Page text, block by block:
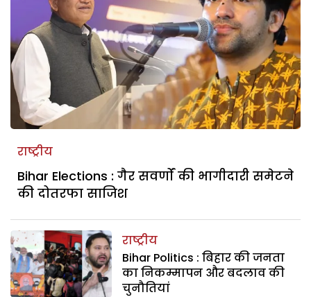
राष्ट्रीय
Bihar Elections : गैर सवर्णों की भागीदारी समेटने
की दोतरफा साजिश
राष्ट्रीय
Bihar Politics : बिहार की जनता
का निकम्मापन और बदलाव की
चुनौतियां